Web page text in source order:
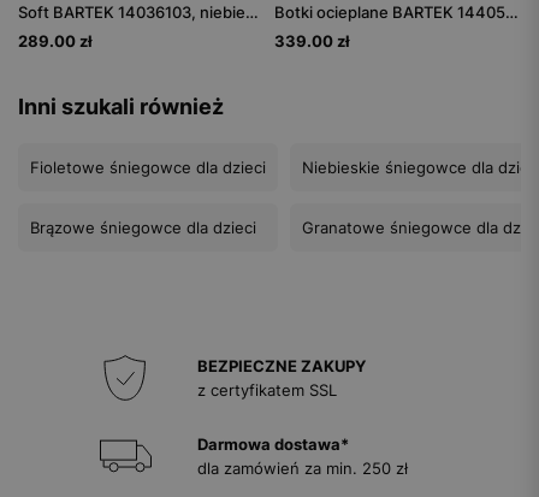
Soft BARTEK 14036103, niebiesko-szary
289.00 zł
Botki ocieplane BARTEK 14405023, dla dziewcząt, srebrno-biały
339.00 zł
Inni szukali również
Fioletowe śniegowce dla dzieci
Brązowe śniegowce dla dzieci
Niebieskie śniegowce dla
Granatowe śniegowce dla
BEZPIECZNE ZAKUPY
z certyfikatem SSL
Darmowa dostawa*
dla zamówień za min. 250 zł